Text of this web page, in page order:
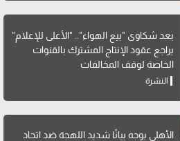
بعد شكاوى "بيع الهواء".. "الأعلى للإعلام"
يراجع عقود الإنتاج المشترك بالقنوات
الخاصة لوقف المخالفات
النشرة
الأهلي يوجه بيانًا شديد اللهجة ضد اتحاد